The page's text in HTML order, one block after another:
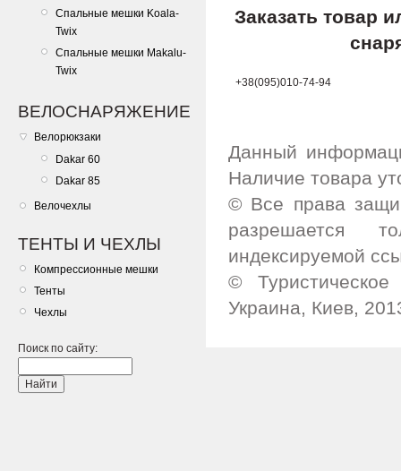
Спальные мешки Koala-
Twix
Спальные мешки Makalu-
Twix
ВЕЛОСНАРЯЖЕНИЕ
Велорюкзаки
Dakar 60
Dakar 85
Велочехлы
ТЕНТЫ И ЧЕХЛЫ
Компрессионные мешки
Тенты
Чехлы
Поиск по сайту:
Заказать товар
+38(095)010-74-94
Данный
Наличие товара
© Все права
разрешается
индексируемой
©
Украина, Киев,